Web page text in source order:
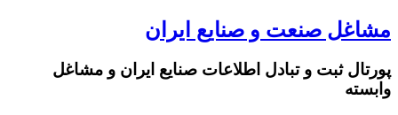
مشاغل صنعت و صنایع ایران
پورتال ثبت و تبادل اطلاعات صنایع ایران و مشاغل
وابسته